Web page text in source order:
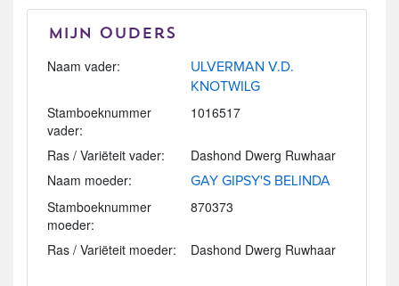
Mijn Ouders
Naam vader:
ULVERMAN V.D.
KNOTWILG
Stamboeknummer
vader:
1016517
Ras / Variëteit vader:
Dashond Dwerg Ruwhaar
Naam moeder:
GAY GIPSY'S BELINDA
Stamboeknummer
moeder:
870373
Ras / Variëteit moeder: Dashond Dwerg Ruwhaar